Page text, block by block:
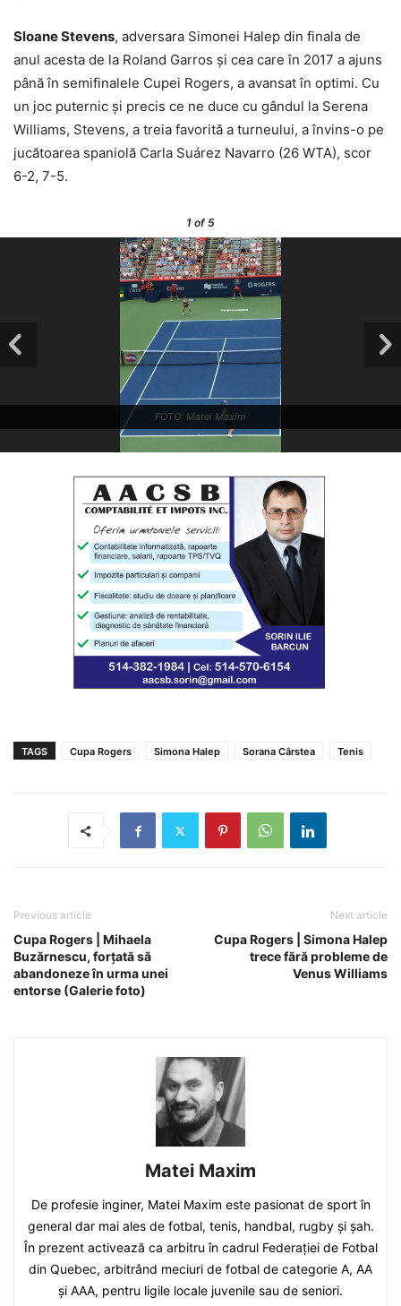
Sloane Stevens, adversara Simonei Halep din finala de
anul acesta de la Roland Garros și cea care în 2017 a ajuns
până în semifinalele Cupei Rogers, a avansat în optimi. Cu
un joc puternic și precis ce ne duce cu gândul la Serena
Williams, Stevens, a treia favorită a turneului, a învins-o pe
jucătoarea spaniolă Carla Suárez Navarro (26 WTA), scor
6-2, 7-5.
1 of 5
FOTO: Matei Maxim
TAGS Cupa Rogers Simona Halep Sorana Cârstea Tenis
Previous article
Cupa Rogers | Mihaela
Buzărnescu, forțată să
abandoneze în urma unei
entorse (Galerie foto)
Next article
Cupa Rogers | Simona Halep
trece fără probleme de
Venus Williams
Matei Maxim
De profesie inginer, Matei Maxim este pasionat de sport în
general dar mai ales de fotbal, tenis, handbal, rugby și șah.
În prezent activează ca arbitru în cadrul Federației de Fotbal
din Quebec, arbitrând meciuri de fotbal de categorie A, AA
și AAA, pentru ligile locale juvenile sau de seniori.